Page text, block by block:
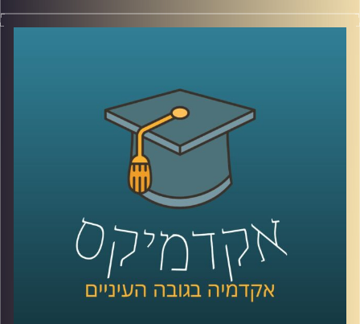
הקלטה מתוך השטח, מהכנס השמיני בנושא הים התיכון:
“כלכלה כחולה פורצת גבולות”, שהתקיים באוניברסיטת רייכמן .
כלכלה, ביטחון ושיתופי פעולה אזוריים.
בין מושבים על אנרגיה מתחדשת בים, חקלאות ימית, אצות
כמשאב כלכלי, בינה מלאכותית לניטור מגוון ביולוגי ושיתופי
פעולה גם כשאין שלום, יצאנו לראיין את האנשים שמעצבים
את העתיד הכחול של האזור .
בפרק הזה תשמעו קולות מהכנס, רעיונות גדולים, דילמות
אמיתיות, והרבה מאוד תשוקה לחבר בין מדע, קיימות וכלכלה.